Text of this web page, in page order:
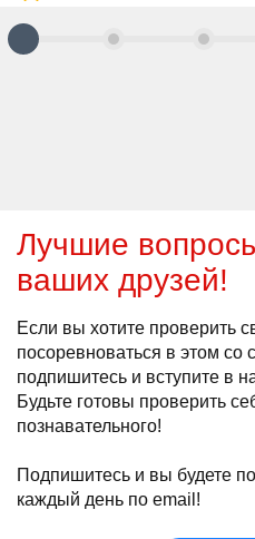
Лучшие
ваших друзей!
Если вы хотите проверить
посоревноваться в этом со
подпишитесь и вступите в
Будьте готовы проверить
познавательного!
Подпишитесь и вы будете
каждый день по email!